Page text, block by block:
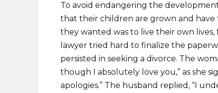
To avoid endangering the
that their children are grown and have
they wanted was to live their own
lawyer tried hard to finalize the
persisted in seeking a divorce. The
though I absolutely love you,” as she
apologies.” The husband replied, “I